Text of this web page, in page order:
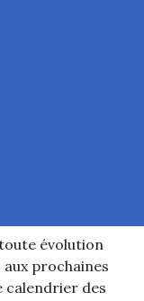
évolution
prochaines
calendrier des